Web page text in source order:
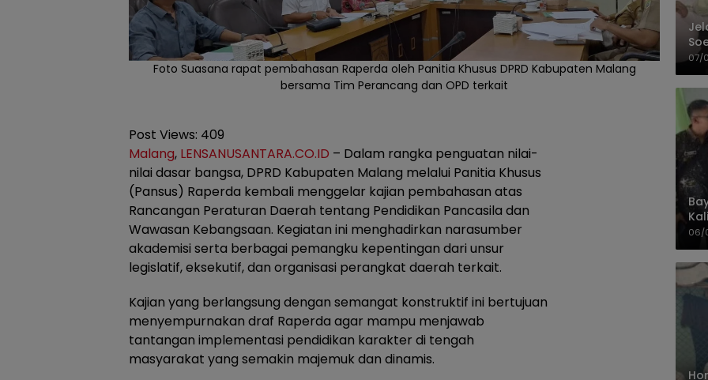
Foto Suasana rapat pembahasan Raperda oleh Panitia Khusus DPRD Kabupaten Malang
bersama Tim Perancang dan OPD terkait
Post Views: 409
Malang, LENSANUSANTARA.CO.ID – Dalam rangka penguatan nilai-
nilai dasar bangsa, DPRD Kabupaten Malang melalui Panitia Khusus
(Pansus) Raperda kembali menggelar kajian pembahasan atas
Rancangan Peraturan Daerah tentang Pendidikan Pancasila dan
Wawasan Kebangsaan. Kegiatan ini menghadirkan narasumber
akademisi serta berbagai pemangku kepentingan dari unsur
legislatif, eksekutif, dan organisasi perangkat daerah terkait.
Kajian yang berlangsung dengan semangat konstruktif ini bertujuan
menyempurnakan draf Raperda agar mampu menjawab
tantangan implementasi pendidikan karakter di tengah
masyarakat yang semakin majemuk dan dinamis.
07/
06/